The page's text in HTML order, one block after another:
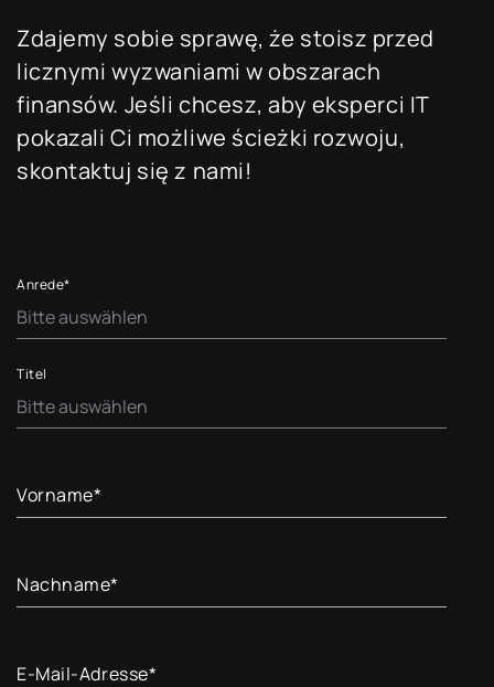
Zdajemy sobie sprawę, że stoisz przed
licznymi wyzwaniami w obszarach
finansów. Jeśli chcesz, aby eksperci IT
pokazali Ci możliwe ścieżki rozwoju,
skontaktuj się z nami!
Anrede*
Titel
Vorname*
Nachname*
E-Mail-Adresse*